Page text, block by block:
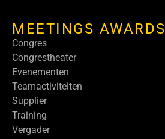
MEETINGS AWARDS
Congres
Congrestheater
Evenementen
Teamactiviteiten
Supplier
Training
Vergader